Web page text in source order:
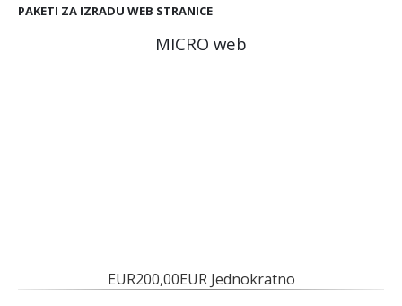
PAKETI ZA IZRADU WEB STRANICE
MICRO web
EUR200,00EUR Jednokratno